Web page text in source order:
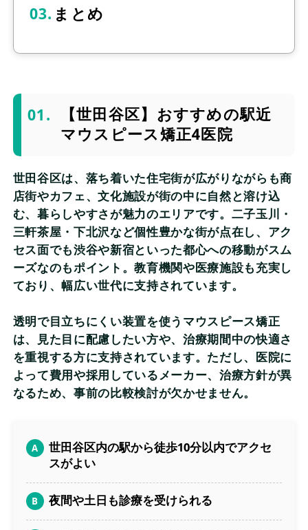
まとめ
【世田谷区】おすすめの駅近
マウスピース矯正4医院
世田谷区は、落ち着いた住宅街が広がりながらも商
店街やカフェ、文化施設が街の中に自然と溶け込
む、暮らしやすさが魅力のエリアです。二子玉川・
三軒茶屋・下北沢など個性豊かな街が点在し、アク
セス面でも渋谷や新宿といった都心への移動がスム
ーズなのもポイント。教育機関や医療施設も充実し
ており、幅広い世代に支持されています。
透明で目立ちにくい装置を使うマウスピース矯正
は、見た目に配慮したい方や、治療期間中の快適さ
を重視する方に支持されています。ただし、医院に
よって費用や採用しているメーカー、治療方針が異
なるため、事前の比較検討が欠かせません。
世田谷区内の駅から徒歩10分以内でアクセ
スがよい
夜間や土日も診療を受けられる